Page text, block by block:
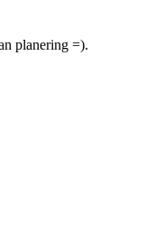
planering =).